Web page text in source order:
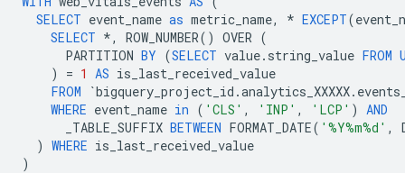
SELECT event_name as metric_name, * EXCEPT(
SELECT *, ROW_NUMBER() OVER (
PARTITION BY (SELECT value. string_value FROM
)
= 1 AS is_last_received_value
FROM
`bigquery_project_id .analytics_XXXXX.
WHERE event_name in ( 'CLS' , 'INP' , 'LCP' )
AND
_TABLE_SUFFIX BETWEEN FORMAT_DATE( '%Y%m%d' ,
) WHERE is_last_received_value
)